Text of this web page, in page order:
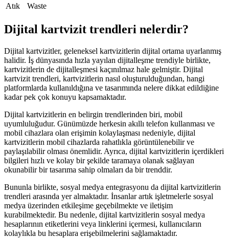
Atık
Waste
Dijital kartvizit trendleri nelerdir?
Dijital kartvizitler, geleneksel kartvizitlerin dijital ortama uyarlanmış
halidir. İş dünyasında hızla yayılan dijitalleşme trendiyle birlikte,
kartvizitlerin de dijitalleşmesi kaçınılmaz hale gelmiştir. Dijital
kartvizit trendleri, kartvizitlerin nasıl oluşturulduğundan, hangi
platformlarda kullanıldığına ve tasarımında nelere dikkat edildiğine
kadar pek çok konuyu kapsamaktadır.
Dijital kartvizitlerin en belirgin trendlerinden biri, mobil
uyumluluğudur. Günümüzde herkesin akıllı telefon kullanması ve
mobil cihazlara olan erişimin kolaylaşması nedeniyle, dijital
kartvizitlerin mobil cihazlarda rahatlıkla görüntülenebilir ve
paylaşılabilir olması önemlidir. Ayrıca, dijital kartvizitlerin içerdikleri
bilgileri hızlı ve kolay bir şekilde taramaya olanak sağlayan
okunabilir bir tasarıma sahip olmaları da bir trenddir.
Bununla birlikte, sosyal medya entegrasyonu da dijital kartvizitlerin
trendleri arasında yer almaktadır. İnsanlar artık işletmelerle sosyal
medya üzerinden etkileşime geçebilmekte ve iletişim
kurabilmektedir. Bu nedenle, dijital kartvizitlerin sosyal medya
hesaplarının etiketlerini veya linklerini içermesi, kullanıcıların
kolaylıkla bu hesaplara erişebilmelerini sağlamaktadır.